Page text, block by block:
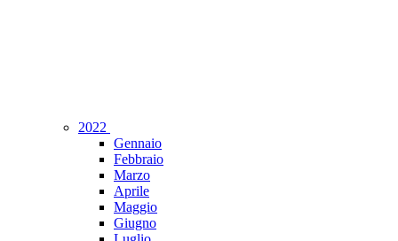
2022
Gennaio
Febbraio
Marzo
Aprile
Maggio
Giugno